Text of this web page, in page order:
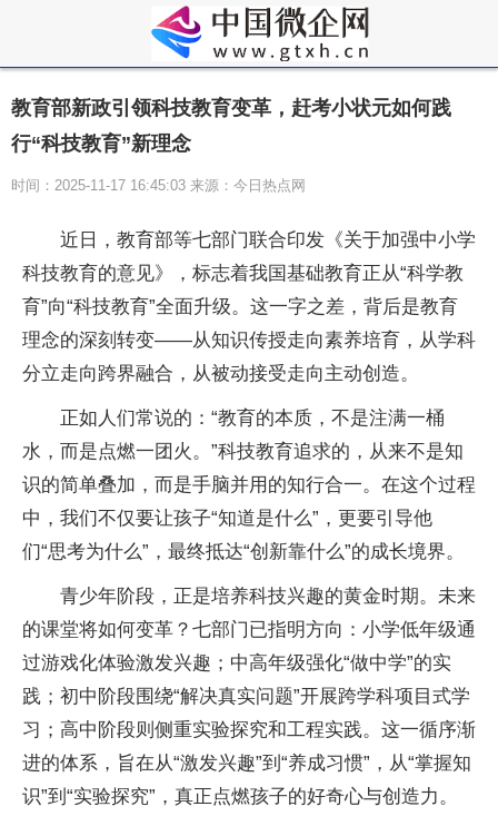
教育部新政引领科技教育变革，赶考小状元如何践
行“科技教育”新理念
时间：2025-11-17 16:45:03 来源：今日热点网
近日，教育部等七部门联合印发《关于加强中小学
科技教育的意见》，标志着我国基础教育正从“科学教
育”向“科技教育”全面升级。这一字之差，背后是教育
理念的深刻转变——从知识传授走向素养培育，从学科
分立走向跨界融合，从被动接受走向主动创造。
正如人们常说的：“教育的本质，不是注满一桶
水，而是点燃一团火。”科技教育追求的，从来不是知
识的简单叠加，而是手脑并用的知行合一。在这个过程
中，我们不仅要让孩子“知道是什么”，更要引导他
们“思考为什么”，最终抵达“创新靠什么”的成长境界。
青少年阶段，正是培养科技兴趣的黄金时期。未来
的课堂将如何变革？七部门已指明方向：小学低年级通
过游戏化体验激发兴趣；中高年级强化“做中学”的实
践；初中阶段围绕“解决真实问题”开展跨学科项目式学
习；高中阶段则侧重实验探究和工程实践。这一循序渐
进的体系，旨在从“激发兴趣”到“养成习惯”，从“掌握知
识”到“实验探究”，真正点燃孩子的好奇心与创造力。